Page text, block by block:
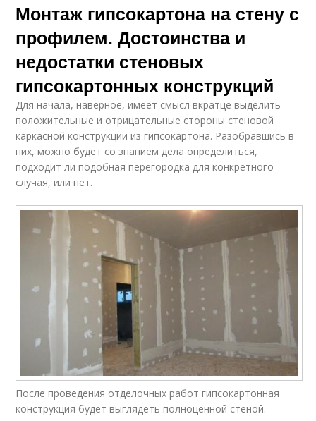
Гипсокартон на
деревянный каркас
Профиль для
гипсокартона
Монтаж гипсокартона на стену с
профилем. Достоинства и
недостатки стеновых
гипсокартонных конструкций
Для начала, наверное, имеет смысл вкратце выделить
положительные и отрицательные стороны стеновой
каркасной конструкции из гипсокартона. Разобравшись в
них, можно будет со знанием дела определиться,
подходит ли подобная перегородка для конкретного
случая, или нет.
После проведения отделочных работ гипсокартонная
конструкция будет выглядеть полноценной стеной.